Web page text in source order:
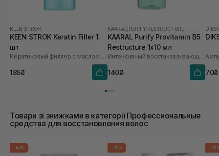
KEEN STROK
KEEN STROK Keratin Filler 1
шт
Кератиновый филлер с маслом макадамии
185₴
KAARAL PURIFY RESTRUCTURE
KAARAL Purify Provitamin B5
Restructure 1х10 мл
Интенсивный восстанавливающий комплекс с провитамином В5
140₴ 70₴
Товари зі знижками в категорії Профессиональные
средства для восстановления волос
-50% -20% -